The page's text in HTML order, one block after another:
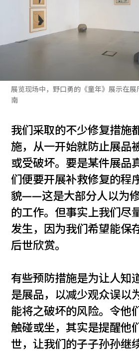
展览现场中，野口勇的《童年》展示在
南
我们采取的不少修复措施
施，从一开始就防止展品
或受破坏。要是某件展品
们便要开展补救修复的程
貌——这是大部分人以为
的工作。但事实上我们尽
发生，因为我们希望能保
后世欣赏。
有些预防措施是为让人知
是展品，以减少观众误以
能将之破坏的风险。令他
触碰或坐，其实是提醒他
世，让我们的子子孙孙继